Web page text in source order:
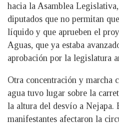
hacia la Asamblea
diputados que no permitan
líquido y que aprueben el
Aguas, que ya estaba
aprobación por la legislatura
Otra concentración y marcha
agua tuvo lugar sobre la
la altura del desvío a Nejapa.
manifestantes afectaron la